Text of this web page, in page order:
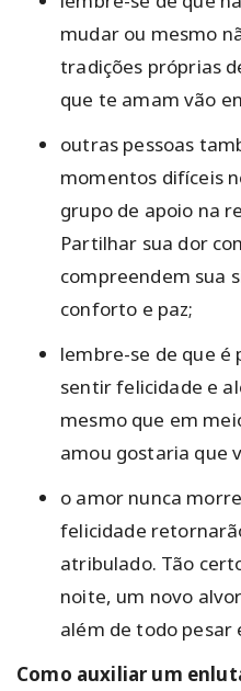
mudar ou mesmo
tradições próprias
que te amam vão
outras pessoas
momentos difíceis
grupo de apoio na
Partilhar sua dor
compreendem sua
conforto e paz;
lembre-se de que
sentir felicidade e
mesmo que em
amou gostaria que
o amor nunca
felicidade
atribulado. Tão
noite, um novo
além de todo pesar
Como auxiliar um